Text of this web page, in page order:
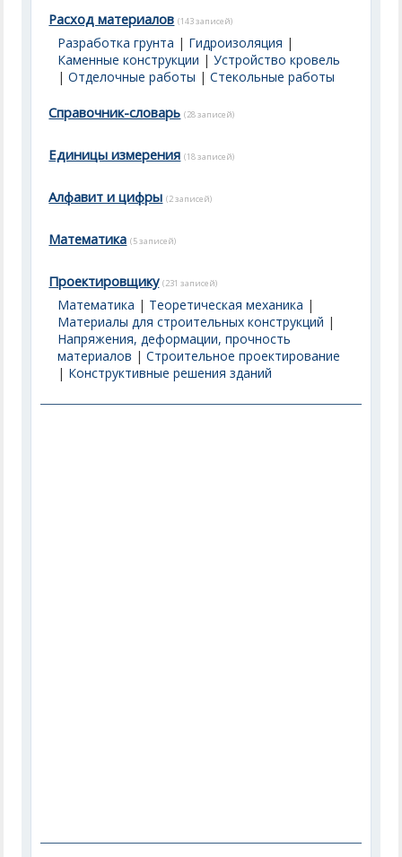
Расход материалов (143 записей)
Разработка грунта | Гидроизоляция |
Каменные конструкции |Устройство кровель
|Отделочные работы |Стекольные работы
Справочник-словарь (28 записей)
Единицы измерения (18 записей)
Алфавит и цифры (2 записей)
Математика (5 записей)
Проектировщику (231 записей)
Математика | Теоретическая механика |
Материалы для строительных конструкций |
Напряжения, деформации, прочность
материалов |Строительное проектирование
| Конструктивные решения зданий